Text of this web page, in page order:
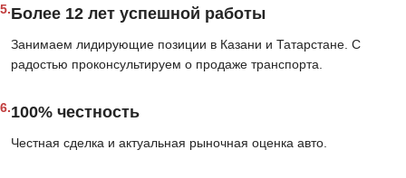
5.Более 12 лет успешной работы
Занимаем лидирующие позиции в Казани и Татарстане. С
радостью проконсультируем о продаже транспорта.
6.100% честность
Честная сделка и актуальная рыночная оценка авто.